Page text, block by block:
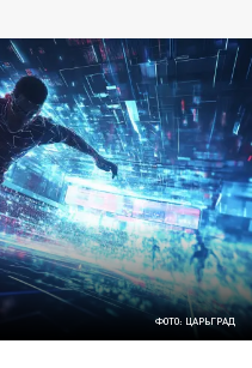
ФОТО: ЦАРЬГРАД